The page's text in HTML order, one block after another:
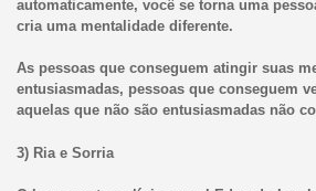
automaticamente, você se torna uma
cria uma mentalidade diferente.
As pessoas que conseguem atingir suas
entusiasmadas, pessoas que conseguem
aquelas que não são entusiasmadas não
3) Ria e Sorria